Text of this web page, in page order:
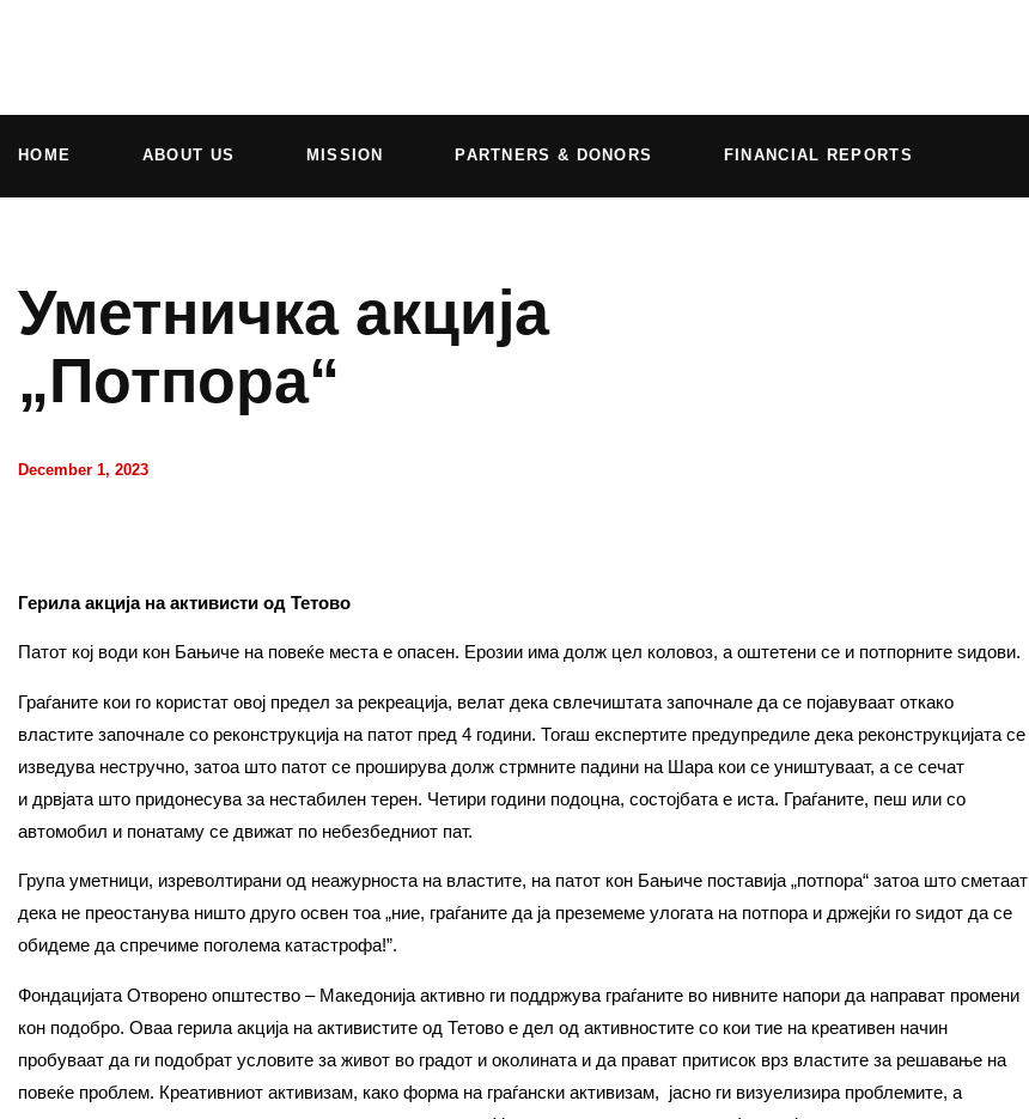
HOME ABOUT US MISSION PARTNERS & DONORS FINANCIAL REPORTS
Уметничка акција
„Потпора“
December 1, 2023
Герила акција на активисти од Тетово
Патот кој води кон Бањиче на повеќе места е опасен. Ерозии има долж цел коловоз, а оштетени се и потпорните ѕидови.
Граѓаните кои го користат овој предел за рекреација, велат дека свлечиштата започнале да се појавуваат откако
властите започнале со реконструкција на патот пред 4 години. Тогаш експертите предупредиле дека реконструкцијата се
изведува нестручно, затоа што патот се проширува долж стрмните падини на Шара кои се уништуваат, а се сечат
и дрвјата што придонесува за нестабилен терен. Четири години подоцна, состојбата е иста. Граѓаните, пеш или со
автомобил и понатаму се движат по небезбедниот пат.
Група уметници, изреволтирани од неажурноста на властите, на патот кон Бањиче поставија „потпора“ затоа што сметаат
дека не преостанува ништо друго освен тоа „ние, граѓаните да ја преземеме улогата на потпора и држејќи го ѕидот да се
обидеме да спречиме поголема катастрофа!”.
Фондацијата Отворено општество – Македонија активно ги поддржува граѓаните во нивните напори да направат промени
кон подобро. Оваа герила акција на активистите од Тетово е дел од активностите со кои тие на креативен начин
пробуваат да ги подобрат условите за живот во градот и околината и да прават притисок врз властите за решавање на
повеќе проблем. Креативниот активизам, како форма на граѓански активизам, јасно ги визуелизира проблемите, а